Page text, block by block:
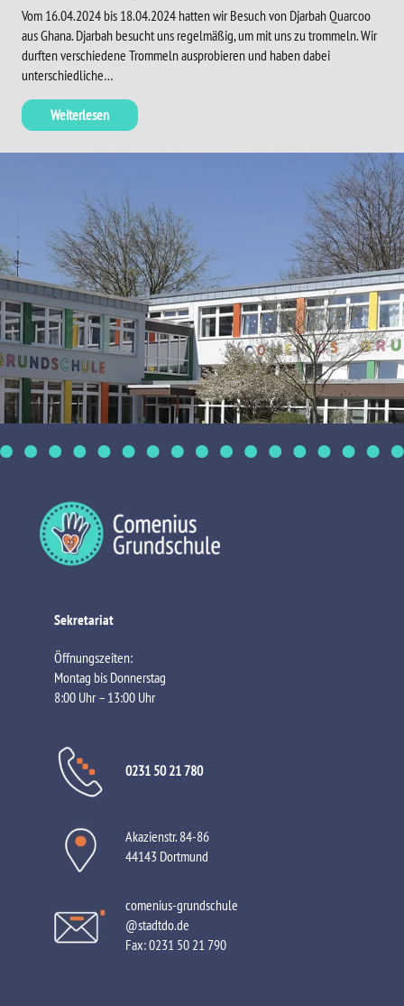
Vom 16.04.2024 bis 18.04.2024 hatten wir Besuch von Djarbah Quarcoo
aus Ghana. Djarbah besucht uns regelmäßig, um mit uns zu trommeln. Wir
durften verschiedene Trommeln ausprobieren und haben dabei
unterschiedliche…
Weiterlesen
Sekretariat
Öffnungszeiten:
Montag bis Donnerstag
8:00 Uhr – 13:00 Uhr
0231 50 21 780
Akazienstr. 84-86
44143 Dortmund
comenius-grundschule
@stadtdo.de
Fax:0231 50 21 790